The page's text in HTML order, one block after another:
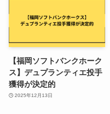
【福岡ソフトバンクホーク
ス】デュプランティエ投手
獲得が決定的
2025年12月13日